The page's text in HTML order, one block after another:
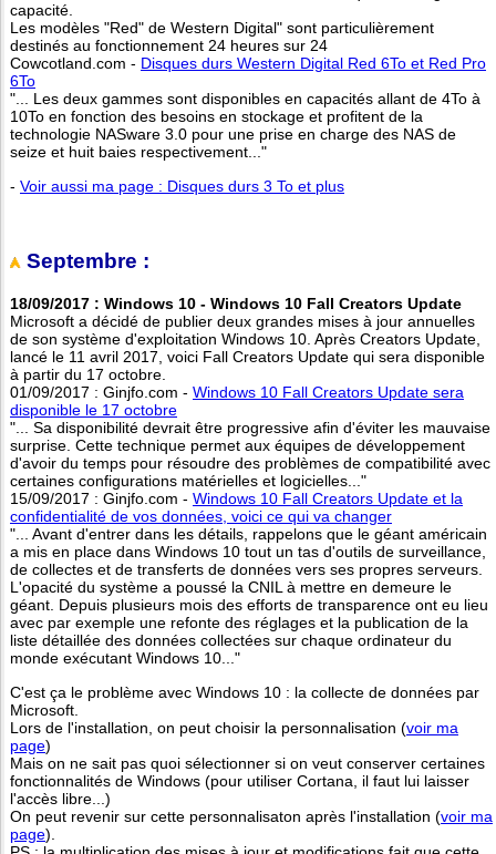
capacité.
Les modèles "Red" de Western Digital" sont particulièrement
destinés au fonctionnement 24 heures sur 24
Cowcotland.com - Disques durs Western Digital Red 6To et Red Pro
6To
"... Les deux gammes sont disponibles en capacités allant de 4To à
10To en fonction des besoins en stockage et profitent de la
technologie NASware 3.0 pour une prise en charge des NAS de
seize et huit baies respectivement..."
- Voir aussi ma page : Disques durs 3 To et plus
Septembre :
18/09/2017 : Windows 10 - Windows 10 Fall Creators Update
Microsoft a décidé de publier deux grandes mises à jour annuelles
de son système d'exploitation Windows 10. Après Creators Update,
lancé le 11 avril 2017, voici Fall Creators Update qui sera disponible
à partir du 17 octobre.
01/09/2017 : Ginjfo.com - Windows 10 Fall Creators Update sera
disponible le 17 octobre
"... Sa disponibilité devrait être progressive afin d'éviter les mauvaise
surprise. Cette technique permet aux équipes de développement
d'avoir du temps pour résoudre des problèmes de compatibilité avec
certaines configurations matérielles et logicielles..."
15/09/2017 : Ginjfo.com - Windows 10 Fall Creators Update et la
confidentialité de vos données, voici ce qui va changer
"... Avant d'entrer dans les détails, rappelons que le géant américain
a mis en place dans Windows 10 tout un tas d'outils de surveillance,
de collectes et de transferts de données vers ses propres serveurs.
L'opacité du système a poussé la CNIL à mettre en demeure le
géant. Depuis plusieurs mois des efforts de transparence ont eu lieu
avec par exemple une refonte des réglages et la publication de la
liste détaillée des données collectées sur chaque ordinateur du
monde exécutant Windows 10..."
C'est ça le problème avec Windows 10 : la collecte de données par
Microsoft.
Lors de l'installation, on peut choisir la personnalisation (voir ma
page)
Mais on ne sait pas quoi sélectionner si on veut conserver certaines
fonctionnalités de Windows (pour utiliser Cortana, il faut lui laisser
l'accès libre...)
On peut revenir sur cette personnalisaton après l'installation (voir ma
page).